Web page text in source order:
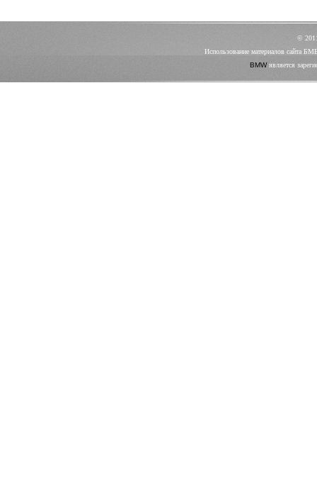
©
Использование материалов сайта
BMWявляется